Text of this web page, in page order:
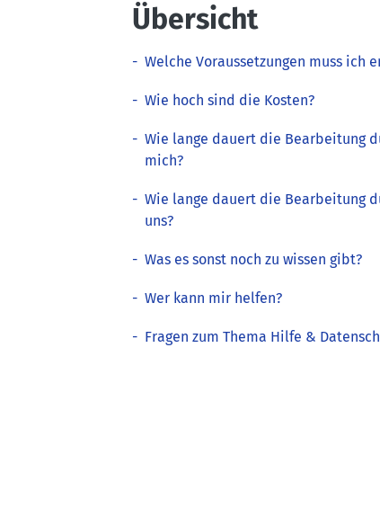
Übersicht
- Welche Voraussetzungen muss ich
- Wie hoch sind die Kosten?
- Wie lange dauert die Bearbeitung
mich?
- Wie lange dauert die Bearbeitung
uns?
- Was es sonst noch zu wissen gibt?
- Wer kann mir helfen?
- Fragen zum Thema Hilfe &